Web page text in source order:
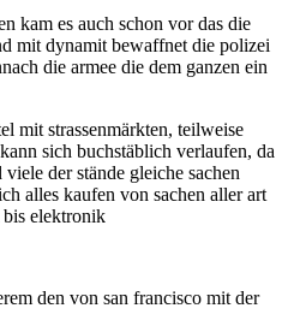
kam es auch schon vor das die
mit dynamit bewaffnet die polizei
die armee die dem ganzen ein
mit strassenmärkten, teilweise
sich buchstäblich verlaufen, da
der stände gleiche sachen
alles kaufen von sachen aller art
bis elektronik
den von san francisco mit der